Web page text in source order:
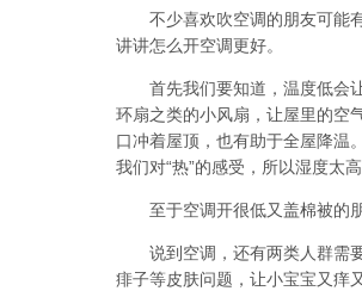
不少喜欢吹空调的朋友可能有
讲讲怎么开空调更好。
首先我们要知道，温度低会让
环扇之类的小风扇，让屋里的空
口冲着屋顶，也有助于全屋降温
我们对“热”的感受，所以湿度太
至于空调开很低又盖棉被的
说到空调，还有两类人群需要
痱子等皮肤问题，让小宝宝又痒